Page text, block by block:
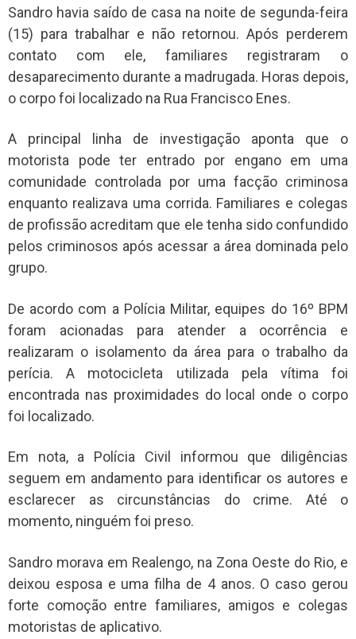
Sandro havia saído de casa na noite de segunda-feira
(15) para trabalhar e não retornou. Após perderem
contato com ele, familiares registraram o
desaparecimento durante a madrugada. Horas depois,
o corpo foi localizado na Rua Francisco Enes.
A principal linha de investigação aponta que o
motorista pode ter entrado por engano em uma
comunidade controlada por uma facção criminosa
enquanto realizava uma corrida. Familiares e colegas
de profissão acreditam que ele tenha sido confundido
pelos criminosos após acessar a área dominada pelo
grupo.
De acordo com a Polícia Militar, equipes do 16º BPM
foram acionadas para atender a ocorrência e
realizaram o isolamento da área para o trabalho da
perícia. A motocicleta utilizada pela vítima foi
encontrada nas proximidades do local onde o corpo
foi localizado.
Em nota, a Polícia Civil informou que diligências
seguem em andamento para identificar os autores e
esclarecer as circunstâncias do crime. Até o
momento, ninguém foi preso.
Sandro morava em Realengo, na Zona Oeste do Rio, e
deixou esposa e uma filha de 4 anos. O caso gerou
forte comoção entre familiares, amigos e colegas
motoristas de aplicativo.